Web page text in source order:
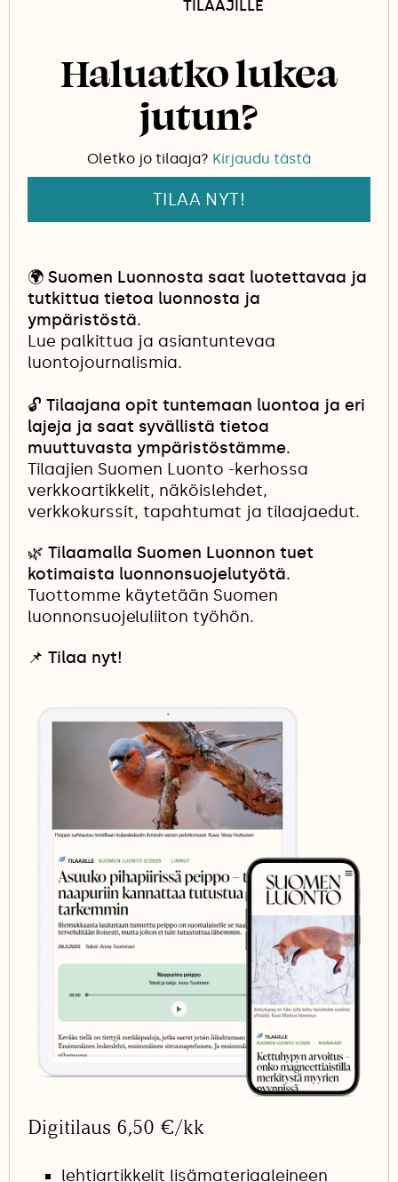
Pohjoisessa pesivä maakotka sen sijaan on
arvolintuna. Se on arka takamaiden asukas,
jonka ihmisarkuus ei ole helpottanut aikojen
TILAAJILLE
Haluatko lukea
jutun?
Oletko jo tilaaja? Kirjaudu tästä
TILAA NYT!
🌍 Suomen Luonnosta saat luotettavaa ja
tutkittua tietoa luonnosta ja
ympäristöstä.
Lue palkittua ja asiantuntevaa
luontojournalismia.
🔓 Tilaajana opit tuntemaan luontoa ja eri
lajeja ja saat syvällistä tietoa
muuttuvasta ympäristöstämme.
Tilaajien Suomen Luonto -kerhossa
verkkoartikkelit, näköislehdet,
verkkokurssit, tapahtumat ja tilaajaedut.
🌿 Tilaamalla Suomen Luonnon tuet
kotimaista luonnonsuojelutyötä.
Tuottomme käytetään Suomen
luonnonsuojeluliiton työhön.
📌 Tilaa nyt!
Digitilaus 6,50 €/kk
lehtiartikkelit lisämateriaaleineen